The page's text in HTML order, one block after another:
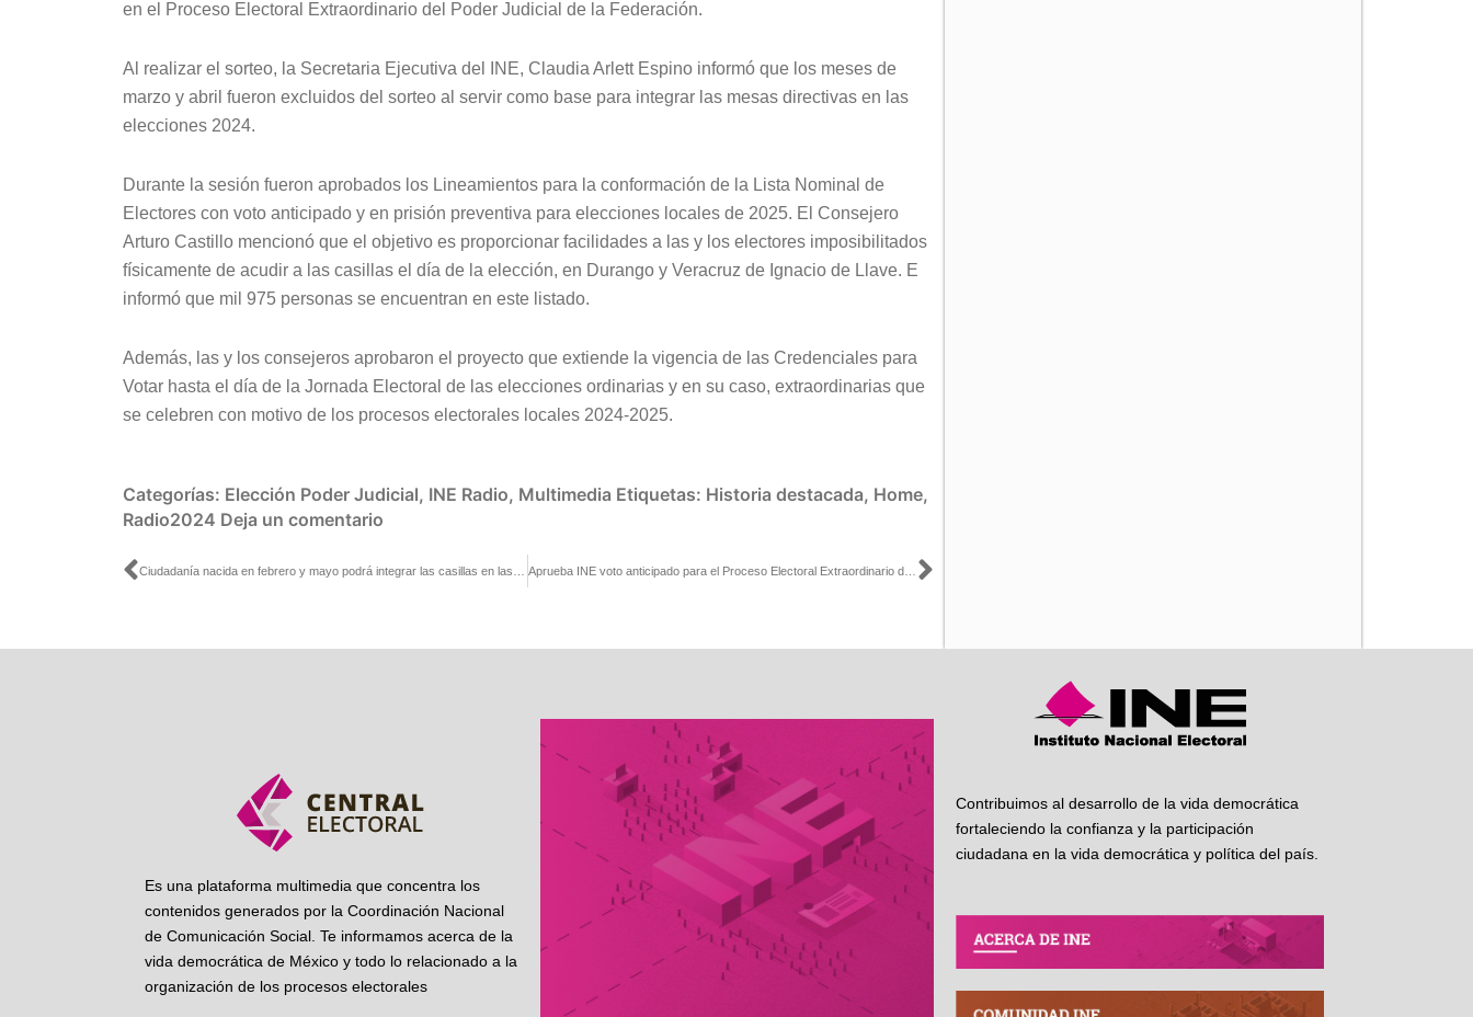
en el Proceso Electoral Extraordinario del Poder Judicial de la Federación.
Al realizar el sorteo, la Secretaria Ejecutiva del INE, Claudia Arlett Espino informó que los meses de
marzo y abril fueron excluidos del sorteo al servir como base para integrar las mesas directivas en las
elecciones 2024.
Durante la sesión fueron aprobados los Lineamientos para la conformación de la Lista Nominal de
Electores con voto anticipado y en prisión preventiva para elecciones locales de 2025. El Consejero
Arturo Castillo mencionó que el objetivo es proporcionar facilidades a las y los electores imposibilitados
físicamente de acudir a las casillas el día de la elección, en Durango y Veracruz de Ignacio de Llave. E
informó que mil 975 personas se encuentran en este listado.
Además, las y los consejeros aprobaron el proyecto que extiende la vigencia de las Credenciales para
Votar hasta el día de la Jornada Electoral de las elecciones ordinarias y en su caso, extraordinarias que
se celebren con motivo de los procesos electorales locales 2024-2025.
Categorías: Elección Poder Judicial, INE Radio, Multimedia Etiquetas: Historia destacada, Home,
Radio2024 Deja un comentario
Ant Siguiente
Es una plataforma multimedia que concentra los
contenidos generados por la Coordinación Nacional
de Comunicación Social. Te informamos acerca de la
vida democrática de México y todo lo relacionado a la
organización de los procesos electorales
Contribuimos al desarrollo de la vida democrática
fortaleciendo la confianza y la participación
ciudadana en la vida democrática y política del país.